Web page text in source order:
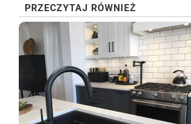
PRZECZYTAJ RÓWNIEŻ